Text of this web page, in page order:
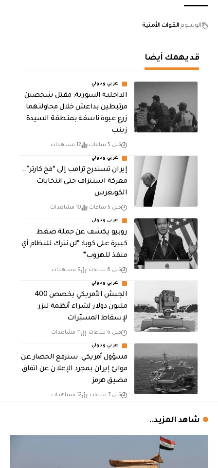
الوسوم القوات الأمنية
قد يهمك أيضا
عربي ودولي
الداخلية السورية: مقتل شخصين
مرتبطين بداعش خلال محاولتهما
زرع عبوة ناسفة بمنطقة السيدة
زينب
قبل 5 ساعات 12 مشاهدات
عربي ودولي
إيران تستدرج ترامب إلى “فخ كارتر”..
معركة استنزاف حتى انتخابات
الكونغرس
قبل 5 ساعات 10 مشاهدات
عربي ودولي
روبيو يكشف عن حملة ضغط
كبيرة على كوبا: “لن نترك للنظام أي
منفذ للهروب”
قبل 6 ساعات 9 مشاهدات
عربي ودولي
الجيش الأمريكي يخصص 400
مليون دولار لشراء أنظمة ليزر
لإسقاط المسيّرات
قبل 6 ساعات 11 مشاهدات
عربي ودولي
مسؤول أمريكي: سنرفع الحصار عن
موانئ إيران بمجرد الإعلان عن اتفاق
مضيق هرمز
قبل 7 ساعات 12 مشاهدات
شاهد المزيد..